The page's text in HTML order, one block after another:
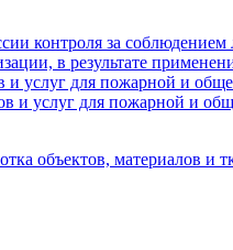
контроля за
в результате
и услуг для пожарной и
и услуг для пожарной и
объектов, материалов и